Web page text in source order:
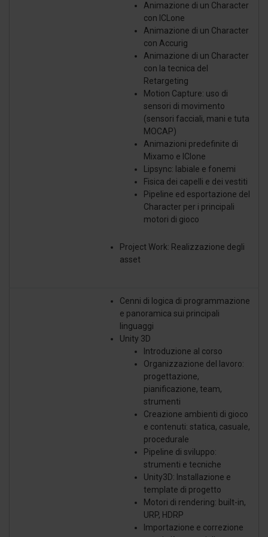
con altre informazioni che ha fornito loro o che hanno
raccolto dal suo utilizzo dei loro servizi.
Animazione di un Character
con ICLone
Animazione di un Character
con Accurig
Animazione di un Character
con la tecnica del
Retargeting
Motion Capture: uso di
sensori di movimento
(sensori facciali, mani e tuta
MOCAP)
Animazioni predefinite di
Mixamo e IClone
Lipsync: labiale e fonemi
Fisica dei capelli e dei vestiti
Pipeline ed esportazione del
Character per i principali
motori di gioco
Project Work: Realizzazione degli
asset
Cenni di logica di programmazione
e panoramica sui principali
linguaggi
Unity 3D
Introduzione al corso
Organizzazione del lavoro:
progettazione,
pianificazione, team,
strumenti
Creazione ambienti di gioco
e contenuti: statica, casuale,
procedurale
Pipeline di sviluppo:
strumenti e tecniche
Unity3D: Installazione e
template di progetto
Motori di rendering: built-in,
URP, HDRP
Importazione e correzione